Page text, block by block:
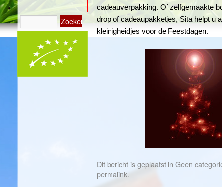
cadeauverpakking. Of zelfgemaakte
drop of cadeaupakketjes, Sita helpt u
kleinigheidjes voor de Feestdagen.
Dit bericht is geplaatst in Geen
permalink.